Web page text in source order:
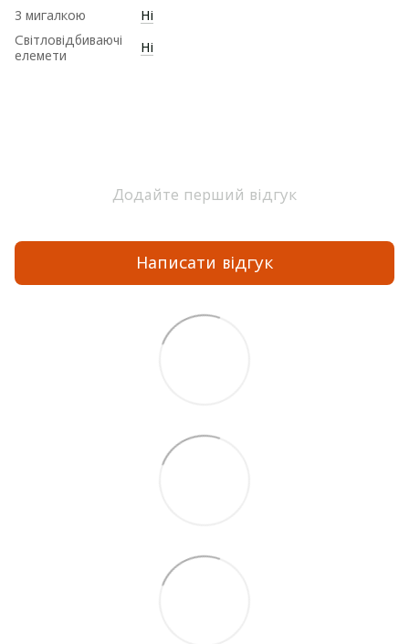
З мигалкою
Ні
Світловідбиваючі
елемети
Ні
Додайте перший відгук
Написати відгук